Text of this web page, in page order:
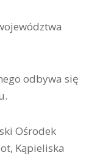
odbywa się
Ośrodek
Kąpieliska